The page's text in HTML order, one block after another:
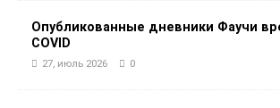
Опубликованные дневники Фаучи
COVID
27, июль 2026 0